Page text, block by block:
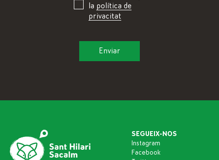
la política de
privacitat
SEGUEIX-NOS
Instagram
Facebook